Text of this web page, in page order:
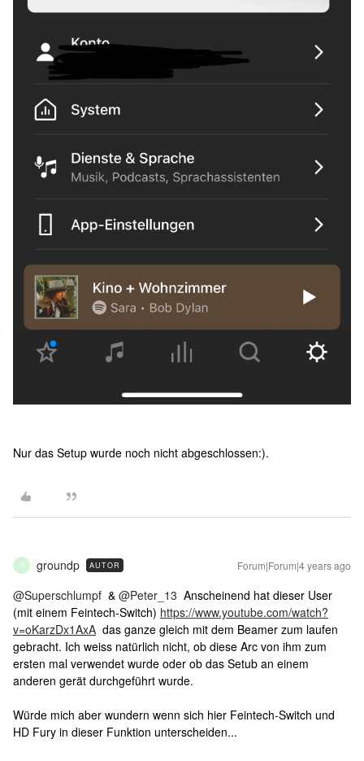
Nur das Setup wurde noch nicht abgeschlossen:).
G groundp AUTOR Forum|Forum|4 years ago
@Superschlumpf & @Peter_13 Anscheinend hat dieser User
(mit einem Feintech-Switch) https://www.youtube.com/watch?
v=oKarzDx1AxA das ganze gleich mit dem Beamer zum laufen
gebracht. Ich weiss natürlich nicht, ob diese Arc von ihm zum
ersten mal verwendet wurde oder ob das Setub an einem
anderen gerät durchgeführt wurde.
Würde mich aber wundern wenn sich hier Feintech-Switch und
HD Fury in dieser Funktion unterscheiden...